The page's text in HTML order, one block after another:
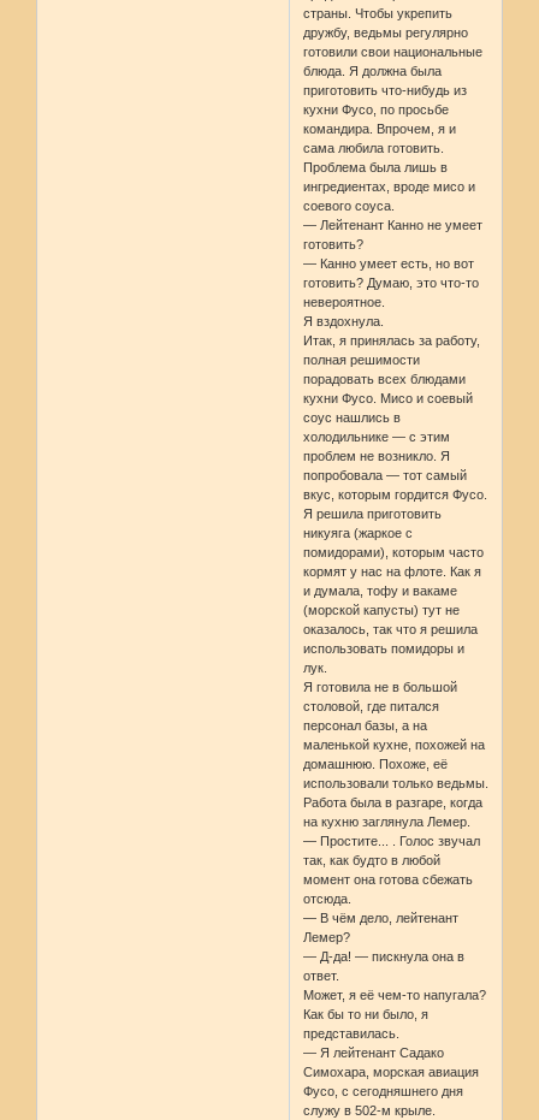
страны. Чтобы укрепить
дружбу, ведьмы регулярно
готовили свои национальные
блюда. Я должна была
приготовить что-нибудь из
кухни Фусо, по просьбе
командира. Впрочем, я и
сама любила готовить.
Проблема была лишь в
ингредиентах, вроде мисо и
соевого соуса.
— Лейтенант Канно не умеет
готовить?
— Канно умеет есть, но вот
готовить? Думаю, это что-то
невероятное.
Я вздохнула.
Итак, я принялась за работу,
полная решимости
порадовать всех блюдами
кухни Фусо. Мисо и соевый
соус нашлись в
холодильнике — с этим
проблем не возникло. Я
попробовала — тот самый
вкус, которым гордится Фусо.
Я решила приготовить
никуяга (жаркое с
помидорами), которым часто
кормят у нас на флоте. Как я
и думала, тофу и вакаме
(морской капусты) тут не
оказалось, так что я решила
использовать помидоры и
лук.
Я готовила не в большой
столовой, где питался
персонал базы, а на
маленькой кухне, похожей на
домашнюю. Похоже, её
использовали только ведьмы.
Работа была в разгаре, когда
на кухню заглянула Лемер.
— Простите... . Голос звучал
так, как будто в любой
момент она готова сбежать
отсюда.
— В чём дело, лейтенант
Лемер?
— Д-да! — пискнула она в
ответ.
Может, я её чем-то напугала?
Как бы то ни было, я
представилась.
— Я лейтенант Садако
Симохара, морская авиация
Фусо, с сегодняшнего дня
служу в 502-м крыле.